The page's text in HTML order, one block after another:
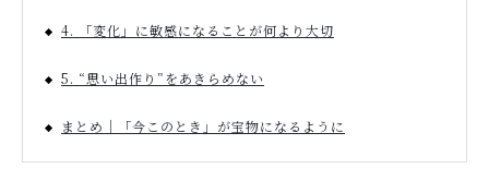
4. 「変化」に敏感になることが何より大切
5. “思い出作り”をあきらめない
まとめ｜「今このとき」が宝物になるように